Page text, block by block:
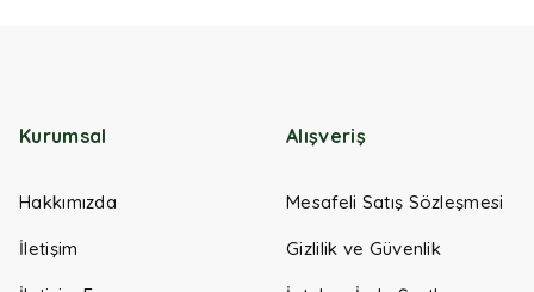
Kurumsal
Hakkımızda
İletişim
Alışveriş
Mesafeli Satış Sözleşmesi
Gizlilik ve Güvenlik